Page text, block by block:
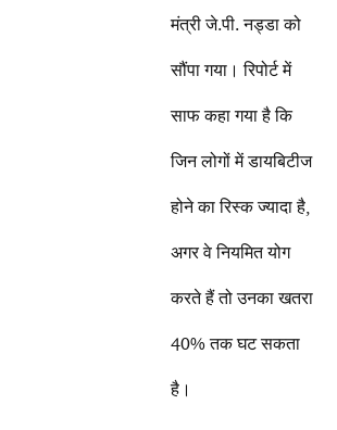
मंत्री जे.पी. नड्डा को
सौंपा गया। रिपोर्ट में
साफ कहा गया है कि
जिन लोगों में डायबिटीज
होने का रिस्क ज्यादा है,
अगर वे नियमित योग
करते हैं तो उनका खतरा
40% तक घट सकता
है।